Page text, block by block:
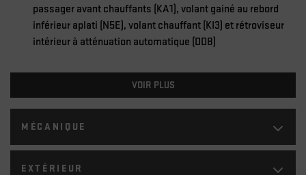
passager avant chauffants (KA1), volant gainé au rebord
inférieur aplati (N5E), volant chauffant (KI3) et rétroviseur
intérieur à atténuation automatique (DD8)
VOIR PLUS
MÉCANIQUE
EXTÉRIEUR